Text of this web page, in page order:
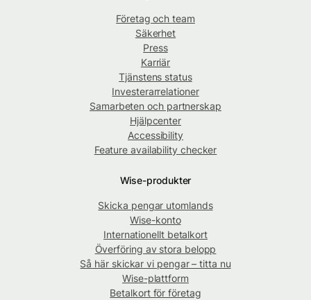
Företag och team
Säkerhet
Press
Karriär
Tjänstens status
Investerarrelationer
Samarbeten och partnerskap
Hjälpcenter
Accessibility
Feature availability checker
Wise-produkter
Skicka pengar utomlands
Wise-konto
Internationellt betalkort
Överföring av stora belopp
Så här skickar vi pengar – titta nu
Wise-plattform
Betalkort för företag